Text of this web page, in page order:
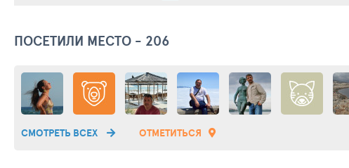
ПОСЕТИЛИ МЕСТО - 206
СМОТРЕТЬ ВСЕХ ОТМЕТИТЬСЯ